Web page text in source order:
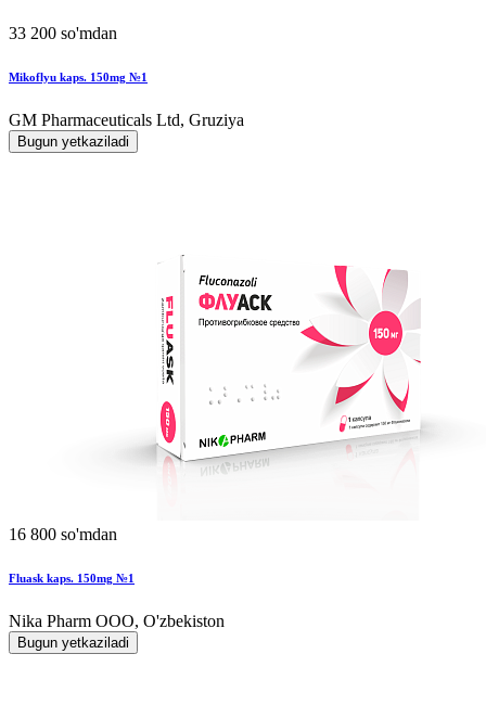
33 200 so'mdan
Mikoflyu kaps. 150mg №1
GM Pharmaceuticals Ltd, Gruziya
Bugun yetkaziladi
16 800 so'mdan
Fluask kaps. 150mg №1
Nika Pharm ООО, O'zbekiston
Bugun yetkaziladi